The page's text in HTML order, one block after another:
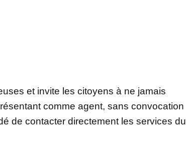
et invite les citoyens à ne jamais
comme agent, sans convocation
de contacter directement les services du